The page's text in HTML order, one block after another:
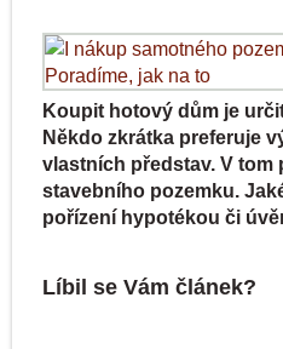
Koupit hotový dům je
Někdo zkrátka preferuje
vlastních představ. V tom
stavebního pozemku.
pořízení hypotékou či
Líbil se Vám článek?